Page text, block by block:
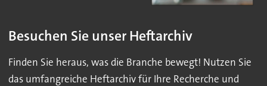
Besuchen Sie unser Heftarchiv
Finden Sie heraus, was die Branche bewegt! Nutzen Sie
das umfangreiche Heftarchiv für Ihre Recherche und